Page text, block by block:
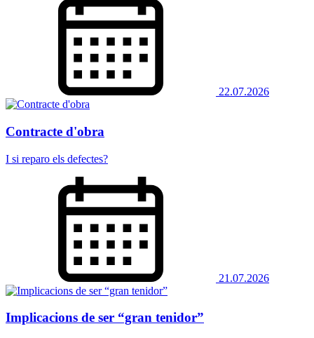
22.07.2026
Contracte d'obra
I si reparo els defectes?
21.07.2026
Implicacions de ser “gran tenidor”